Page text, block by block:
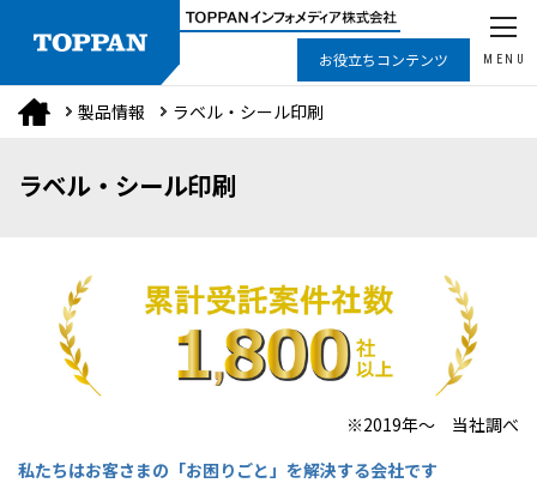
お役立ちコンテンツ MENU
製品情報 ラベル・シール印刷
ラベル・シール印刷
※2019年～ 当社調べ
私たちはお客さまの「お困りごと」を解決する会社です